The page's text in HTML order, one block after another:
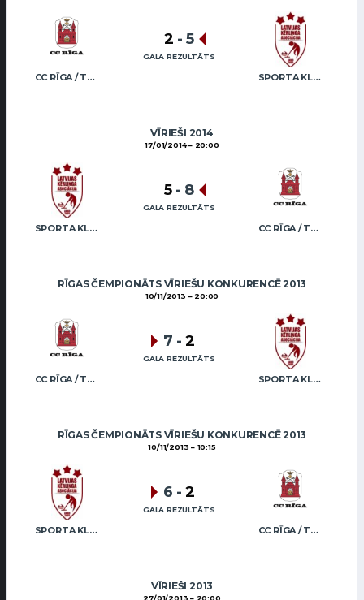
CC RĪGA / TRUKŠĀNS SPORTA KLUBS “OB” / REGŽA
2 - 5
GALA REZULTĀTS
VĪRIEŠI 2014
17/01/2014 20:00
SPORTA KLUBS “OB” / REGŽA CC RĪGA / TRUKŠĀNS
5 - 8
GALA REZULTĀTS
RĪGAS ČEMPIONĀTS VĪRIEŠU KONKURENCĒ 2013
10/11/2013 20:00
CC RĪGA / TRUKŠĀNS SPORTA KLUBS “OB” / REGŽA
7 - 2
GALA REZULTĀTS
RĪGAS ČEMPIONĀTS VĪRIEŠU KONKURENCĒ 2013
10/11/2013 10:15
SPORTA KLUBS “OB” / REGŽA CC RĪGA / TRUKŠĀNS
6 - 2
GALA REZULTĀTS
VĪRIEŠI 2013
27/01/2013 20:00